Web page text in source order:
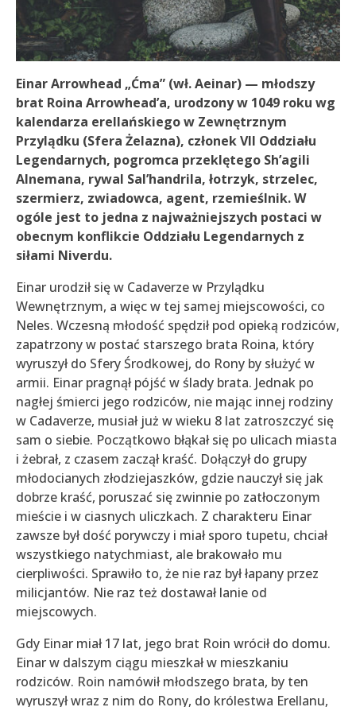
Einar Arrowhead „Ćma” (wł. Aeinar) — młodszy
brat Roina Arrowhead’a, urodzony w 1049 roku wg
kalendarza erellańskiego w Zewnętrznym
Przylądku (Sfera Żelazna), członek VII Oddziału
Legendarnych, pogromca przeklętego Sh’agili
Alnemana, rywal Sal’handrila, łotrzyk, strzelec,
szermierz, zwiadowca, agent, rzemieślnik. W
ogóle jest to jedna z najważniejszych postaci w
obecnym konflikcie Oddziału Legendarnych z
siłami Niverdu.
Einar urodził się w Cadaverze w Przylądku
Wewnętrznym, a więc w tej samej miejscowości, co
Neles. Wczesną młodość spędził pod opieką rodziców,
zapatrzony w postać starszego brata Roina, który
wyruszył do Sfery Środkowej, do Rony by służyć w
armii. Einar pragnął pójść w ślady brata. Jednak po
nagłej śmierci jego rodziców, nie mając innej rodziny
w Cadaverze, musiał już w wieku 8 lat zatroszczyć się
sam o siebie. Początkowo błąkał się po ulicach miasta
i żebrał, z czasem zaczął kraść. Dołączył do grupy
młodocianych złodziejaszków, gdzie nauczył się jak
dobrze kraść, poruszać się zwinnie po zatłoczonym
mieście i w ciasnych uliczkach. Z charakteru Einar
zawsze był dość porywczy i miał sporo tupetu, chciał
wszystkiego natychmiast, ale brakowało mu
cierpliwości. Sprawiło to, że nie raz był łapany przez
milicjantów. Nie raz też dostawał lanie od
miejscowych.
Gdy Einar miał 17 lat, jego brat Roin wrócił do domu.
Einar w dalszym ciągu mieszkał w mieszkaniu
rodziców. Roin namówił młodszego brata, by ten
wyruszył wraz z nim do Rony, do królestwa Erellanu,